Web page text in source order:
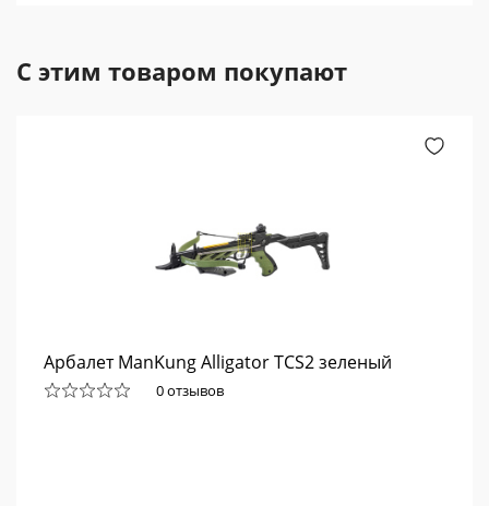
С этим товаром покупают
Арбалет ManKung Alligator TCS2 зеленый
0 отзывов